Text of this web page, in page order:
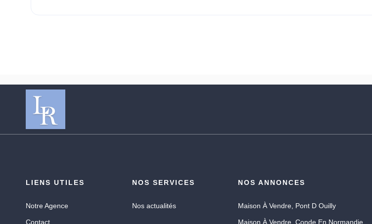
LIENS UTILES
Notre Agence
Contact
NOS SERVICES
Nos actualités
NOS ANNONCES
Maison À Vendre, Pont D Ouilly
Maison À Vendre, Conde En Normandie